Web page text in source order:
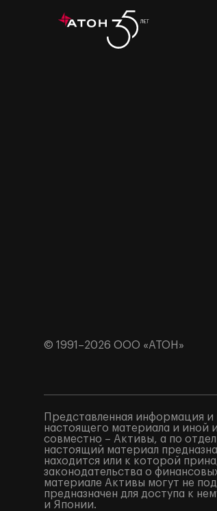
© 1991–2026 ООО «АТОН»
Представленная информация
настоящего материала и иной
совместно – Активы, а по
настоящий материал
находится или к которой
законодательства о
материале Активы могут не
предназначен для доступа к
и Японии.